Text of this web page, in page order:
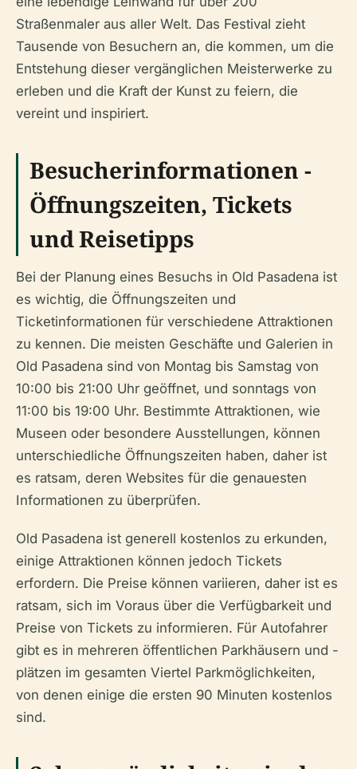
Straßenmaler aus aller Welt. Das Festival zieht
Tausende von Besuchern an, die kommen, um die
Entstehung dieser vergänglichen Meisterwerke zu
erleben und die Kraft der Kunst zu feiern, die
vereint und inspiriert.
Besucherinformationen -
Öffnungszeiten, Tickets
und Reisetipps
Bei der Planung eines Besuchs in Old Pasadena ist
es wichtig, die Öffnungszeiten und
Ticketinformationen für verschiedene Attraktionen
zu kennen. Die meisten Geschäfte und Galerien in
Old Pasadena sind von Montag bis Samstag von
10:00 bis 21:00 Uhr geöffnet, und sonntags von
11:00 bis 19:00 Uhr. Bestimmte Attraktionen, wie
Museen oder besondere Ausstellungen, können
unterschiedliche Öffnungszeiten haben, daher ist
es ratsam, deren Websites für die genauesten
Informationen zu überprüfen.
Old Pasadena ist generell kostenlos zu erkunden,
einige Attraktionen können jedoch Tickets
erfordern. Die Preise können variieren, daher ist es
ratsam, sich im Voraus über die Verfügbarkeit und
Preise von Tickets zu informieren. Für Autofahrer
gibt es in mehreren öffentlichen Parkhäusern und -
plätzen im gesamten Viertel Parkmöglichkeiten,
von denen einige die ersten 90 Minuten kostenlos
sind.